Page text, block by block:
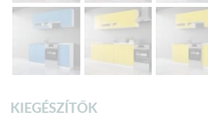
KIEGÉSZÍTŐK